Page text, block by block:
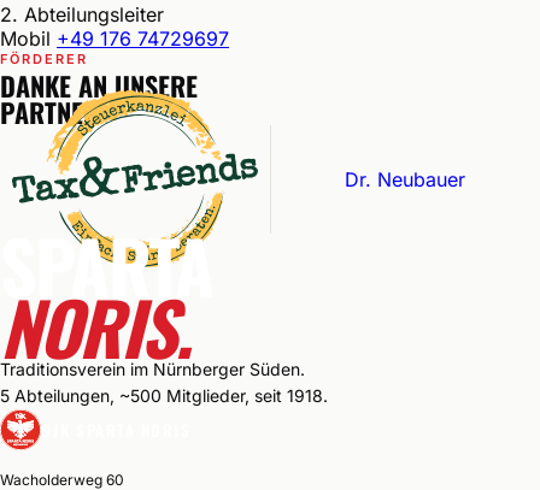
2. Abteilungsleiter
Mobil +49 176 74729697
FÖRDERER
DANKE AN UNSERE
PARTNER
Dr. Neubauer
SPARTA
NORIS.
Traditionsverein im Nürnberger Süden.
5 Abteilungen, ~500 Mitglieder, seit 1918.
Wacholderweg 60